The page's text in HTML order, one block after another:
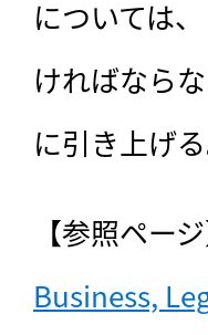
については
ければなら
に引き上げる
【参照ページ
Business,